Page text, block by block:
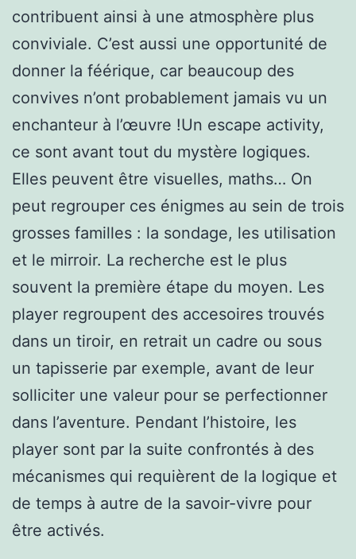
contribuent ainsi à une atmosphère plus
conviviale. C’est aussi une opportunité de
donner la féérique, car beaucoup des
convives n’ont probablement jamais vu un
enchanteur à l’œuvre !Un escape activity,
ce sont avant tout du mystère logiques.
Elles peuvent être visuelles, maths… On
peut regrouper ces énigmes au sein de trois
grosses familles : la sondage, les utilisation
et le mirroir. La recherche est le plus
souvent la première étape du moyen. Les
player regroupent des accesoires trouvés
dans un tiroir, en retrait un cadre ou sous
un tapisserie par exemple, avant de leur
solliciter une valeur pour se perfectionner
dans l’aventure. Pendant l’histoire, les
player sont par la suite confrontés à des
mécanismes qui requièrent de la logique et
de temps à autre de la savoir-vivre pour
être activés.